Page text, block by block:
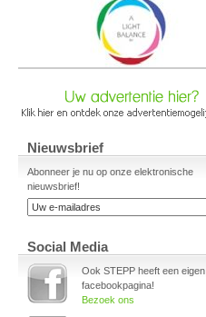
Nieuwsbrief
Abonneer je nu op onze elektronische
nieuwsbrief!
Social Media
Ook STEPP heeft een eigen
facebookpagina!
Bezoek ons